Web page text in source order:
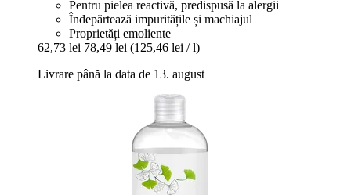
Pentru pielea reactivă, predispusă la alergii
Îndepărtează impuritățile și machiajul
Proprietăți emoliente
62,73 lei 78,49 lei (125,46 lei / l)
Livrare până la data de 13. august